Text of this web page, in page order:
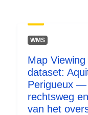
Soort:
WMS
Map
dataset:
Perigueux —
rechtsweg
van het